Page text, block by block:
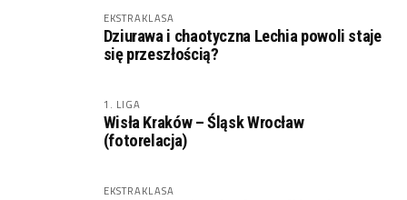
EKSTRAKLASA
Dziurawa i chaotyczna Lechia powoli staje
się przeszłością?
1. LIGA
Wisła Kraków – Śląsk Wrocław
(fotorelacja)
EKSTRAKLASA